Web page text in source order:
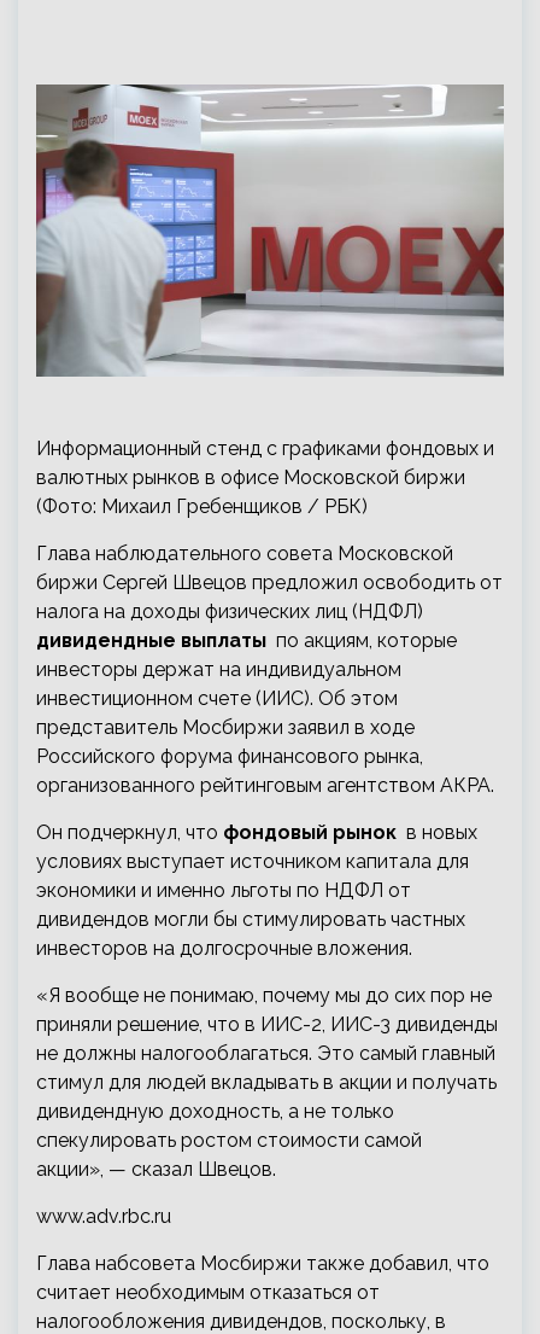
Информационный стенд с графиками фондовых и
валютных рынков в офисе Московской биржи
(Фото: Михаил Гребенщиков / РБК)
Глава наблюдательного совета Московской
биржи Сергей Швецов предложил освободить от
налога на доходы физических лиц (НДФЛ)
дивидендные выплаты по акциям, которые
инвесторы держат на индивидуальном
инвестиционном счете (ИИС). Об этом
представитель Мосбиржи заявил в ходе
Российского форума финансового рынка,
организованного рейтинговым агентством АКРА.
Он подчеркнул, что фондовый рынок в новых
условиях выступает источником капитала для
экономики и именно льготы по НДФЛ от
дивидендов могли бы стимулировать частных
инвесторов на долгосрочные вложения.
«Я вообще не понимаю, почему мы до сих пор не
приняли решение, что в ИИС-2, ИИС-3 дивиденды
не должны налогооблагаться. Это самый главный
стимул для людей вкладывать в акции и получать
дивидендную доходность, а не только
спекулировать ростом стоимости самой
акции», — сказал Швецов.
www.adv.rbc.ru
Глава набсовета Мосбиржи также добавил, что
считает необходимым отказаться от
налогообложения дивидендов, поскольку, в